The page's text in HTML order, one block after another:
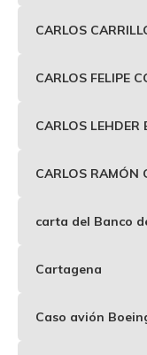
CARLOS
CARLOS FELIPE
CARLOS LEHDER
CARLOS RAMÓN
carta del Banco
Cartagena
Caso avión